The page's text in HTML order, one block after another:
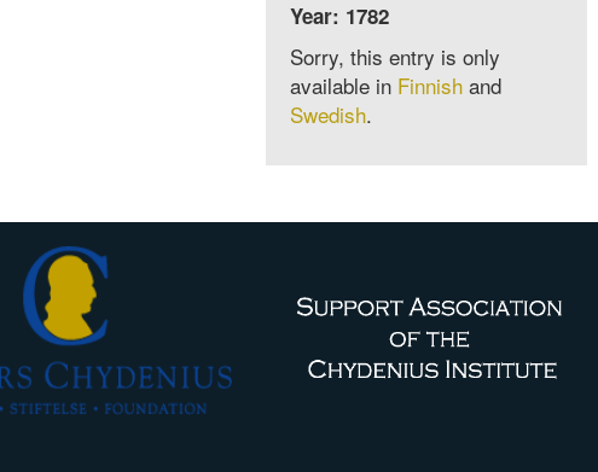
Year: 1782
Sorry, this entry is only
available in Finnishand
Swedish.